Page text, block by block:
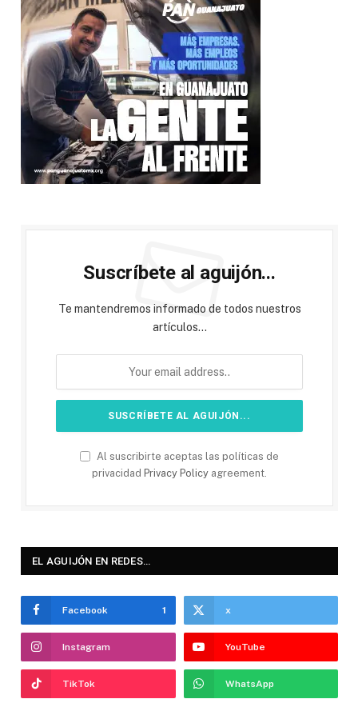
Suscríbete al aguijón...
Te mantendremos informado de todos nuestros
artículos...
Al suscribirte aceptas las políticas de
privacidad Privacy Policy agreement.
EL AGUIJÓN EN REDES…
Facebook 1 x
Instagram YouTube
TikTok WhatsApp